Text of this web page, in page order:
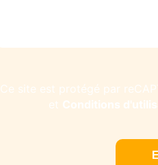
Ce site est protégé par
et Conditions